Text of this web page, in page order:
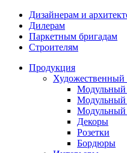
Дизайнерам и
Дилерам
Паркетным бригадам
Строителям
Продукция
Художественный
Модульный
Модульный
Декоры
Розетки
Бордюры